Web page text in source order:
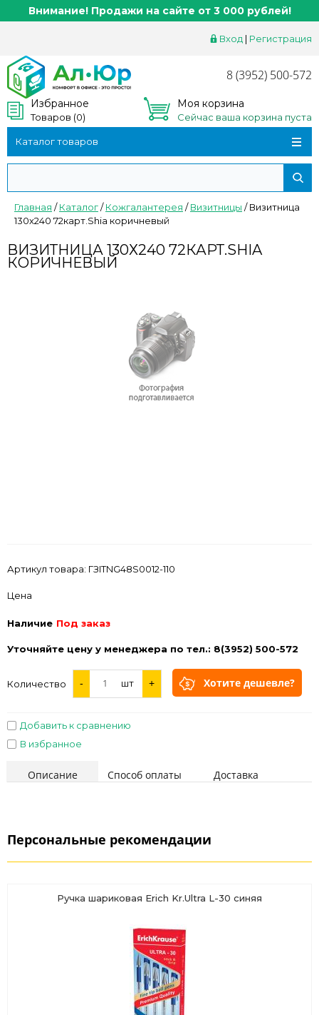
Внимание! Продажи на сайте от 3 000 рублей!
Вход | Регистрация
8 (3952) 500-572
Избранное
Товаров (0)
Моя корзина
Сейчас ваша корзина пуста
Каталог товаров
Главная /Каталог/Кожгалантерея /Визитницы /Визитница
130х240 72карт.Shia коричневый
ВИЗИТНИЦА 130Х240 72КАРТ.SHIA
КОРИЧНЕВЫЙ
Артикул товара: ГЗITNG48S0012-110
Цена
Наличие Под заказ
Уточняйте цену у менеджера по тел.: 8(3952) 500-572
Количество - шт + Хотите дешевле?
Добавить к сравнению
В избранное
Описание Способ оплаты Доставка
Персональные рекомендации
Ручка шариковая Erich Kr.Ultra L-30 синяя